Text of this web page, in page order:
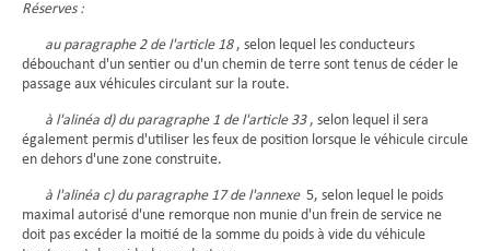
Réserves :
au paragraphe 2 de l'article 18, selon lequel les conducteurs
débouchant d'un sentier ou d'un chemin de terre sont tenus de céder le
passage aux véhicules circulant sur la route.
à l'alinéa d) du paragraphe 1 de l'article 33, selon lequel il sera
également permis d'utiliser les feux de position lorsque le véhicule circule
en dehors d'une zone construite.
à l'alinéa c) du paragraphe 17 de l'annexe 5, selon lequel le poids
maximal autorisé d'une remorque non munie d'un frein de service ne
doit pas excéder la moitié de la somme du poids à vide du véhicule